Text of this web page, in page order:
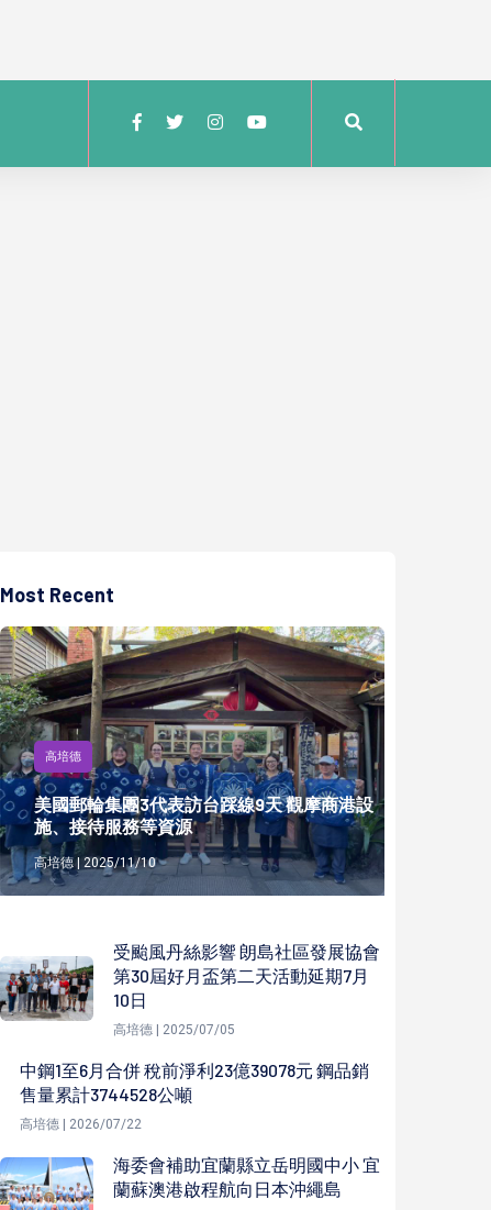
Most Recent
高培德
美國郵輪集團3代表訪台踩線9天 觀摩商港設
施、接待服務等資源
高培德 | 2025/11/10
受颱風丹絲影響 朗島社區發展協會
第30屆好月盃第二天活動延期7月
10日
高培德 | 2025/07/05
中鋼1至6月合併 稅前淨利23億39078元 鋼品銷
售量累計3744528公噸
高培德 | 2026/07/22
海委會補助宜蘭縣立岳明國中小 宜
蘭蘇澳港啟程航向日本沖繩島